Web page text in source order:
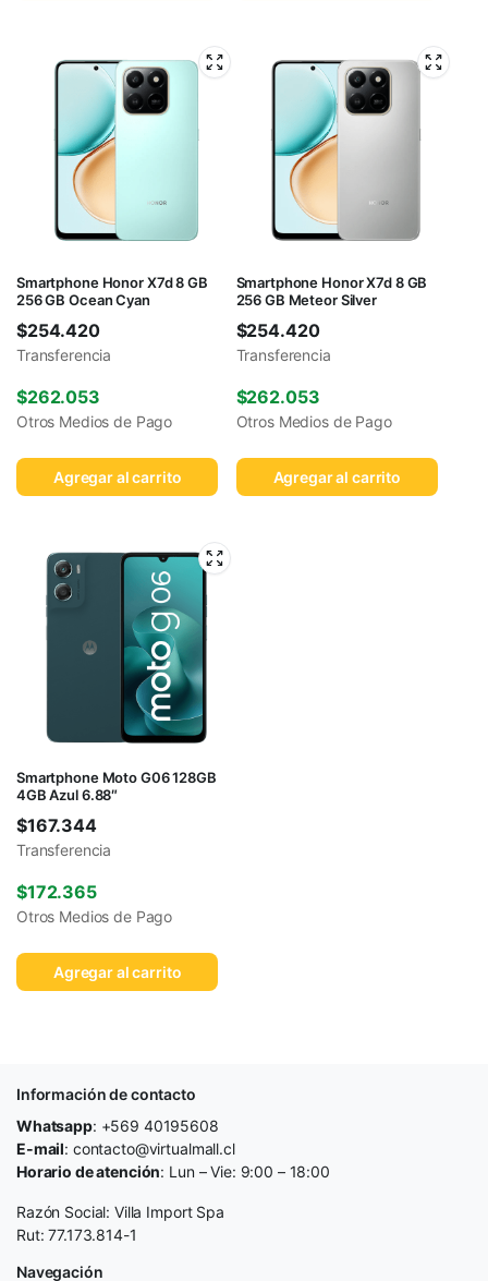
Smartphone Honor X7d 8 GB
256 GB Ocean Cyan
$254.420
Transferencia
$262.053
Otros Medios de Pago
Agregar al carrito
Smartphone Honor X7d 8 GB
256 GB Meteor Silver
$254.420
Transferencia
$262.053
Otros Medios de Pago
Agregar al carrito
Smartphone Moto G06 128GB
4GB Azul 6.88″
$167.344
Transferencia
$172.365
Otros Medios de Pago
Agregar al carrito
Información de contacto
Whatsapp: +569 40195608
E-mail: contacto@virtualmall.cl
Horario de atención: Lun – Vie: 9:00 – 18:00
Razón Social: Villa Import Spa
Rut: 77.173.814-1
Navegación